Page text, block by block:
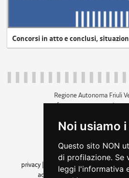
Noi usiamo
Questo sito NON
di profilazione. Se
leggi l'informativa
Concorsi in atto e conclusi,
Regione Autonoma Friuli
c.f. 80014930327; p.iva
+39 040
amministrazione
privacy
cookie |note legali
accessibilità| feedback cambio